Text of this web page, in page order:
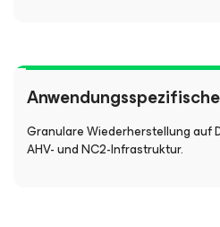
Granulare Wiederherstellung auf
AHV- und NC2-Infrastruktur.